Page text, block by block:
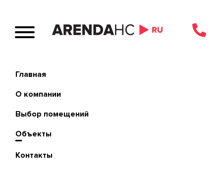
Главная
О компании
Выбор помещений
Объекты
Контакты